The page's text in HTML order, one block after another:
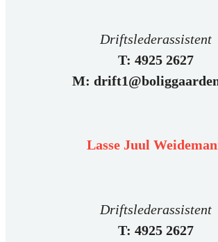
Driftslederassistent
T: 4925 2627
M:
Lasse Juul
Driftslederassistent
T: 4925 2627